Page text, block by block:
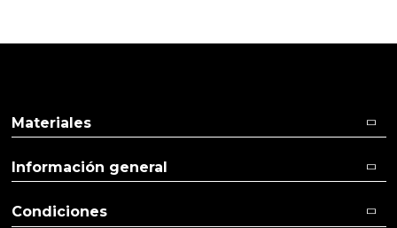
Materiales
Información general
Condiciones